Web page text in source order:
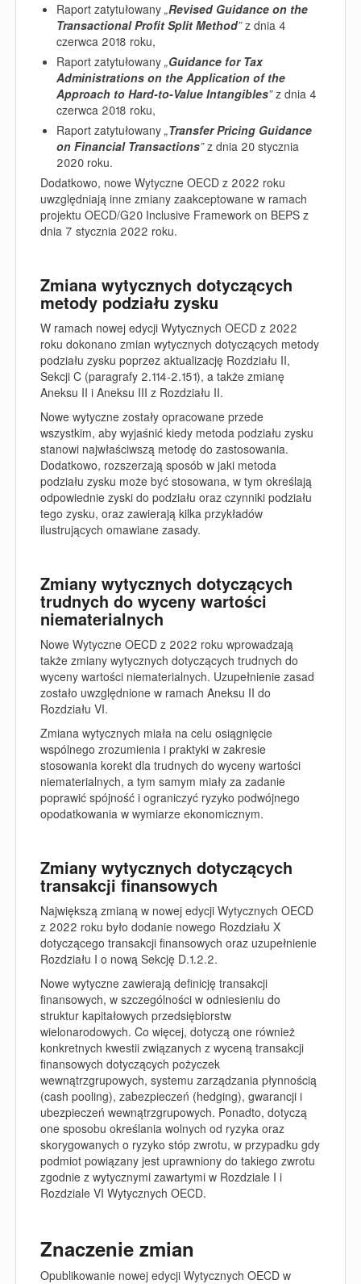
Raport zatytułowany „Revised Guidance on the
Transactional Profit Split Method”z dnia 4
czerwca 2018 roku,
Raport zatytułowany „Guidance for Tax
Administrations on the Application of the
Approach to Hard-to-Value Intangibles”z dnia 4
czerwca 2018 roku,
Raport zatytułowany „Transfer Pricing Guidance
on Financial Transactions”z dnia 20 stycznia
2020 roku.
Dodatkowo, nowe Wytyczne OECD z 2022 roku
uwzględniają inne zmiany zaakceptowane w ramach
projektu OECD/G20 Inclusive Framework on BEPS z
dnia 7 stycznia 2022 roku.
Zmiana wytycznych dotyczących
metody podziału zysku
W ramach nowej edycji Wytycznych OECD z 2022
roku dokonano zmian wytycznych dotyczących metody
podziału zysku poprzez aktualizację Rozdziału II,
Sekcji C (paragrafy 2.114-2.151), a także zmianę
Aneksu II i Aneksu III z Rozdziału II.
Nowe wytyczne zostały opracowane przede
wszystkim, aby wyjaśnić kiedy metoda podziału zysku
stanowi najwłaściwszą metodę do zastosowania.
Dodatkowo, rozszerzają sposób w jaki metoda
podziału zysku może być stosowana, w tym określają
odpowiednie zyski do podziału oraz czynniki podziału
tego zysku, oraz zawierają kilka przykładów
ilustrujących omawiane zasady.
Zmiany wytycznych dotyczących
trudnych do wyceny wartości
niematerialnych
Nowe Wytyczne OECD z 2022 roku wprowadzają
także zmiany wytycznych dotyczących trudnych do
wyceny wartości niematerialnych. Uzupełnienie zasad
zostało uwzględnione w ramach Aneksu II do
Rozdziału VI.
Zmiana wytycznych miała na celu osiągnięcie
wspólnego zrozumienia i praktyki w zakresie
stosowania korekt dla trudnych do wyceny wartości
niematerialnych, a tym samym miały za zadanie
poprawić spójność i ograniczyć ryzyko podwójnego
opodatkowania w wymiarze ekonomicznym.
Zmiany wytycznych dotyczących
transakcji finansowych
Największą zmianą w nowej edycji Wytycznych OECD
z 2022 roku było dodanie nowego Rozdziału X
dotyczącego transakcji finansowych oraz uzupełnienie
Rozdziału I o nową Sekcję D.1.2.2.
Nowe wytyczne zawierają definicję transakcji
finansowych, w szczególności w odniesieniu do
struktur kapitałowych przedsiębiorstw
wielonarodowych. Co więcej, dotyczą one również
konkretnych kwestii związanych z wyceną transakcji
finansowych dotyczących pożyczek
wewnątrzgrupowych, systemu zarządzania płynnością
(cash pooling), zabezpieczeń (hedging), gwarancji i
ubezpieczeń wewnątrzgrupowych. Ponadto, dotyczą
one sposobu określania wolnych od ryzyka oraz
skorygowanych o ryzyko stóp zwrotu, w przypadku gdy
podmiot powiązany jest uprawniony do takiego zwrotu
zgodnie z wytycznymi zawartymi w Rozdziale I i
Rozdziale VI Wytycznych OECD.
Znaczenie zmian
Opublikowanie nowej edycji Wytycznych OECD w